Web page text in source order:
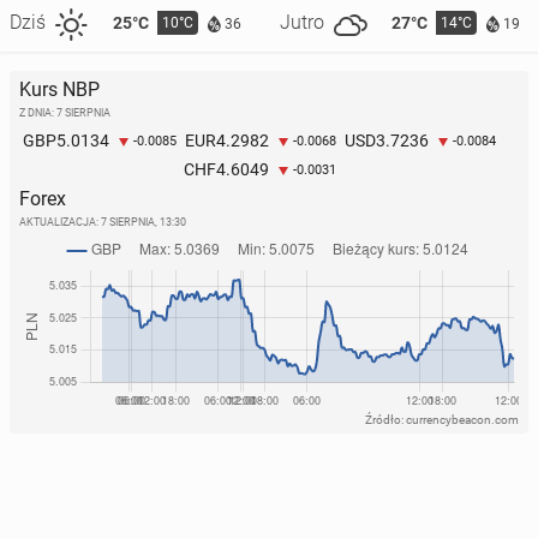
Dziś 25°C 10°C 36 Jutro 27°C 14°C 19
Kurs NBP
Z DNIA: 7 SIERPNIA
GBP5.0134 -0.0085 EUR4.2982 -0.0068 USD3.7236 -0.0084
CHF4.6049 -0.0031
Forex
AKTUALIZACJA: 7 SIERPNIA, 13:30
Źródło: currencybeacon.com